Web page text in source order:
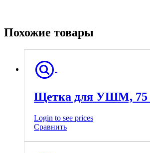
Похожие товары
Щетка для УШМ, 75
Login to see prices
Сравнить